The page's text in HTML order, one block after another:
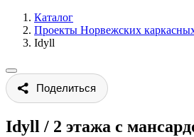
Каталог
Проекты Норвежских
Idyll
Поделиться
Idyll / 2 этажа с